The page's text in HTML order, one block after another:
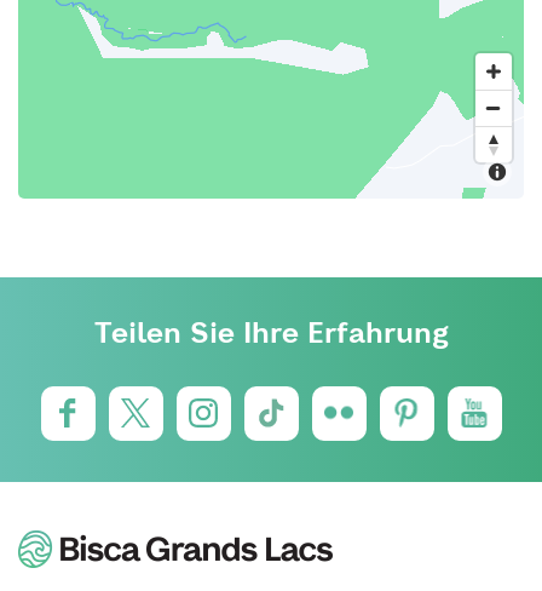
Teilen Sie Ihre Erfahrung